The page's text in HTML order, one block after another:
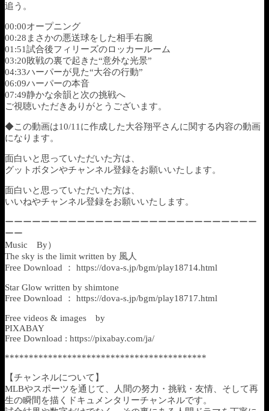
追う。
00:00オープニング
00:28まさかの悪送球をした相手右腕
01:51試合後フィリーズのロッカールーム
03:20敗戦の裏で起きた“意外な光景”
04:33ハーパーが見た“大谷の行動”
06:09ハーパーの本音
07:49静かな余韻と次の挑戦へ
ご視聴いただきありがとうございます。
◆この動画は10/11に作成した大谷翔平さんに関する内容の動画
になります。
面白いと思っていただいた方は、
グットボタンやチャンネル登録をお願いいたします。
面白いと思っていただいた方は、
いいねやチャンネル登録をお願いいたします。
ーーーーーーーーーーーーーーーーーーーーーーーーーーーー
ーー
Music By）
The sky is the limit written by 風人
Free Download ： https://dova-s.jp/bgm/play18714.html
Star Glow written by shimtone
Free Download ： https://dova-s.jp/bgm/play18717.html
Free videos & images by
PIXABAY
Free Download : https://pixabay.com/ja/
******************************************
【チャンネルについて】
MLBやスポーツを通じて、人間の努力・挑戦・友情、そして再
生の瞬間を描くドキュメンタリーチャンネルです。